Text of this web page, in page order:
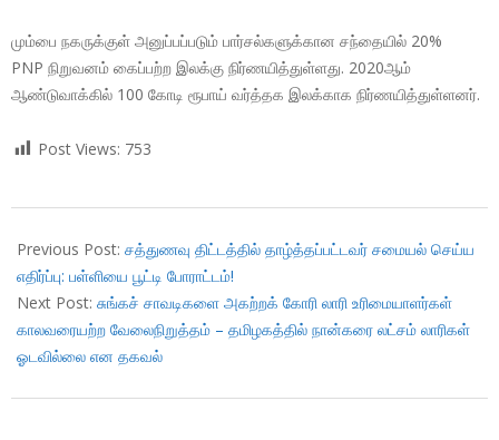
மும்பை நகருக்குள் அனுப்பப்படும் பார்சல்களுக்கான சந்தையில் 20%
PNP நிறுவனம் கைப்பற்ற இலக்கு நிர்ணயித்துள்ளது. 2020ஆம்
ஆண்டுவாக்கில் 100 கோடி ரூபாய் வர்த்தக இலக்காக நிர்ணயித்துள்ளனர்.
Post Views: 753
07-
19
Previous Post: சத்துணவு திட்டத்தில் தாழ்த்தப்பட்டவர் சமையல் செய்ய
எதிர்ப்பு: பள்ளியை பூட்டி போராட்டம்!
Next Post: சுங்கச் சாவடிகளை அகற்றக் கோரி லாரி உரிமையாளர்கள்
காலவரையற்ற வேலைநிறுத்தம் – தமிழகத்தில் நான்கரை லட்சம் லாரிகள்
ஓடவில்லை என தகவல்